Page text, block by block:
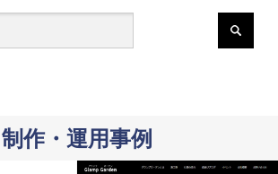
制作・運用事例